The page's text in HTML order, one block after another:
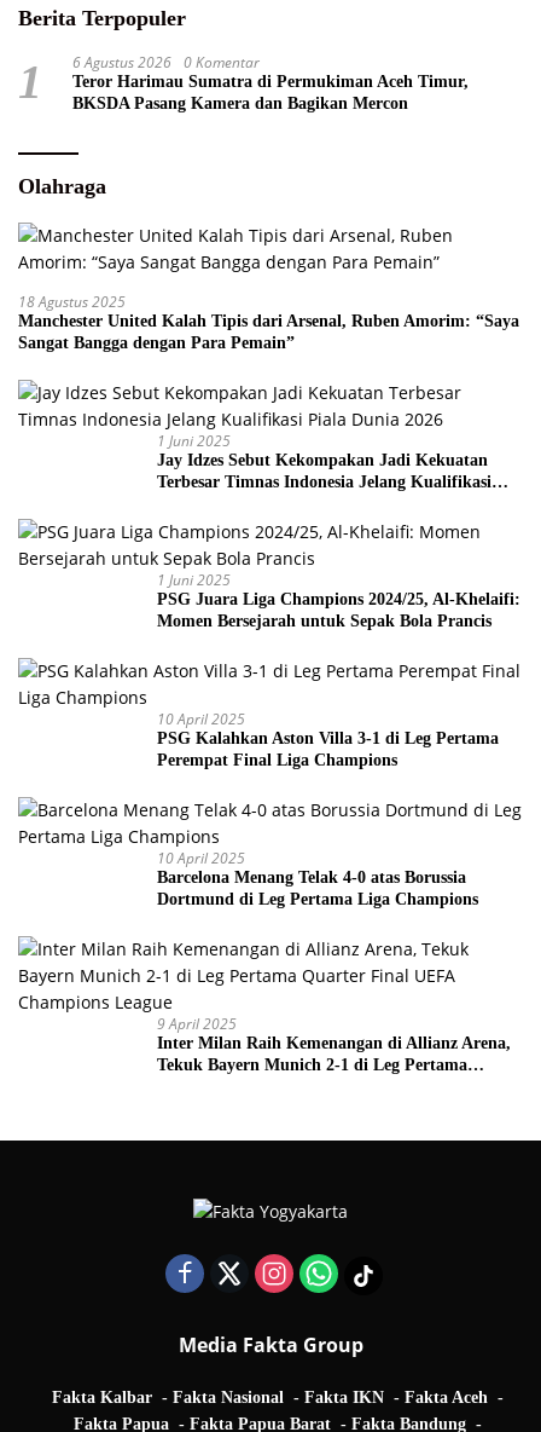
Berita Terpopuler
1 6 Agustus 2026 0 Komentar
Teror Harimau Sumatra di Permukiman Aceh Timur,
BKSDA Pasang Kamera dan Bagikan Mercon
Olahraga
18 Agustus 2025
Manchester United Kalah Tipis dari Arsenal, Ruben Amorim: “Saya
Sangat Bangga dengan Para Pemain”
1 Juni 2025
Jay Idzes Sebut Kekompakan Jadi Kekuatan
Terbesar Timnas Indonesia Jelang Kualifikasi
1 Juni 2025
PSG Juara Liga Champions 2024/25, Al-Khelaifi:
Momen Bersejarah untuk Sepak Bola Prancis
10 April 2025
PSG Kalahkan Aston Villa 3-1 di Leg Pertama
Perempat Final Liga Champions
10 April 2025
Barcelona Menang Telak 4-0 atas Borussia
Dortmund di Leg Pertama Liga Champions
9 April 2025
Inter Milan Raih Kemenangan di Allianz Arena,
Tekuk Bayern Munich 2-1 di Leg Pertama
Media Fakta Group
Fakta Kalbar Fakta Nasional Fakta IKN
Fakta Aceh
Fakta Papua
Fakta Papua Barat Fakta Bandung